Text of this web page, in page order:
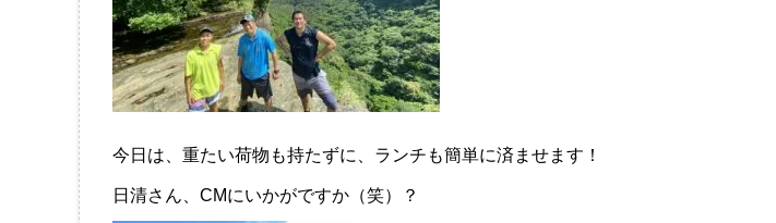
今日は、重たい荷物も持たずに、ランチも簡単に済ませます！
日清さん、CMにいかがですか（笑）？